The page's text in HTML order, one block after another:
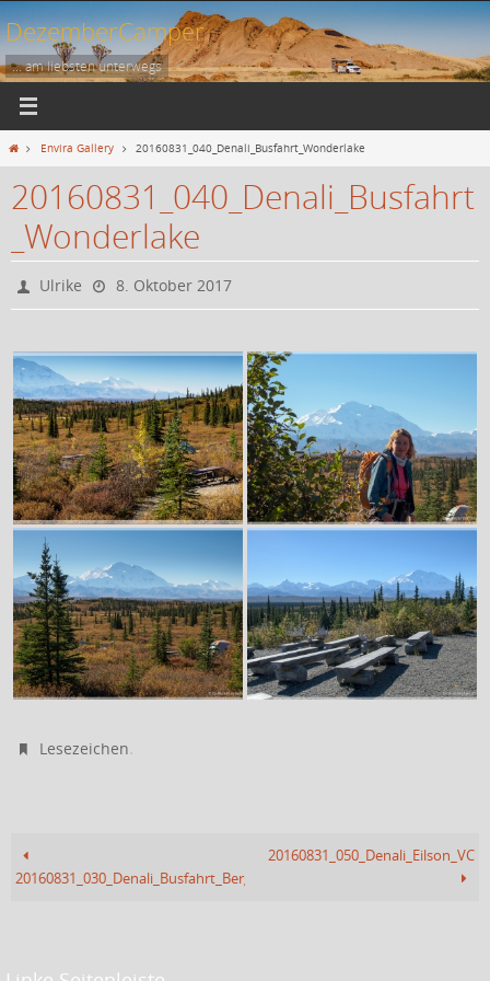
Zum
Inhalt
springen
DezemberCamper
... am liebsten unterwegs
StartEnvira Gallery 20160831_040_Denali_Busfahrt_Wonderlake
20160831_040_Denali_Busfahrt
_Wonderlake
Ulrike 8. Oktober 2017
Lesezeichen.
20160831_030_Denali_Busfahrt_Berg
20160831_050_Denali_Eilson_VC